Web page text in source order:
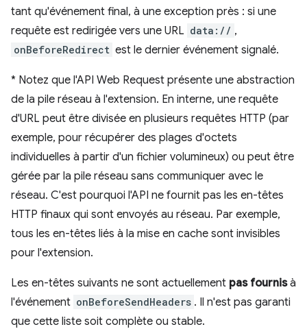
tant qu'événement final, à une exception près : si une
requête est redirigée vers une URL data:// ,
onBeforeRedirect est le dernier événement signalé.
* Notez que l'API Web Request présente une abstraction
de la pile réseau à l'extension. En interne, une requête
d'URL peut être divisée en plusieurs requêtes HTTP (par
exemple, pour récupérer des plages d'octets
individuelles à partir d'un fichier volumineux) ou peut être
gérée par la pile réseau sans communiquer avec le
réseau. C'est pourquoi l'API ne fournit pas les en-têtes
HTTP finaux qui sont envoyés au réseau. Par exemple,
tous les en-têtes liés à la mise en cache sont invisibles
pour l'extension.
Les en-têtes suivants ne sont actuellement pas fournisà
l'événement onBeforeSendHeaders . Il n'est pas garanti
que cette liste soit complète ou stable.